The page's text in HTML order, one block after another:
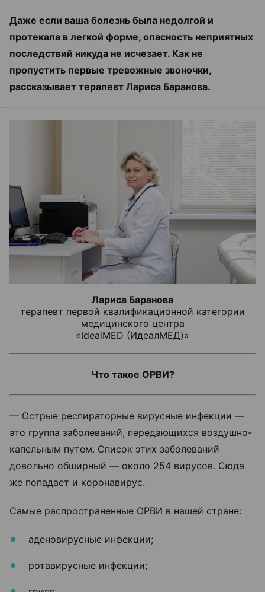
Даже если ваша болезнь была недолгой и
протекала в легкой форме, опасность неприятных
последствий никуда не исчезает. Как не
пропустить первые тревожные звоночки,
рассказывает терапевт Лариса Баранова.
Лариса Баранова
терапевт первой квалификационной категории
медицинского центра
«IdealMED (ИдеалМЕД)»
Что такое ОРВИ?
— Острые респираторные вирусные инфекции —
это группа заболеваний, передающихся воздушно-
капельным путем. Список этих заболеваний
довольно обширный — около 254 вирусов. Сюда
же попадает и коронавирус.
Самые распространенные ОРВИ в нашей стране:
аденовирусные инфекции;
ротавирусные инфекции;